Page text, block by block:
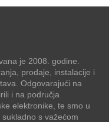
je 2008. godine.
prodaje, instalacije i
Odgovarajući na
i na područja
elektronike, te smo u
s važećom